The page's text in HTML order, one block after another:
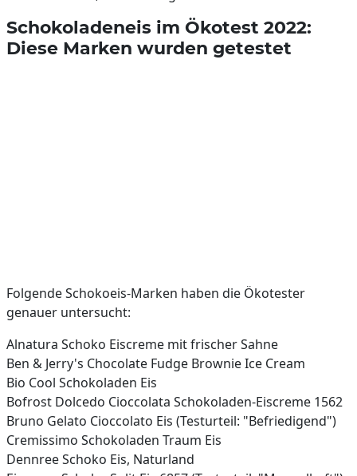
Schokoladeneis im Ökotest 2022:
Diese Marken wurden getestet
Folgende Schokoeis-Marken haben die Ökotester
genauer untersucht:
Alnatura Schoko Eiscreme mit frischer Sahne
Ben & Jerry's Chocolate Fudge Brownie Ice Cream
Bio Cool Schokoladen Eis
Bofrost Dolcedo Cioccolata Schokoladen-Eiscreme 1562
Bruno Gelato Cioccolato Eis (Testurteil: "Befriedigend")
Cremissimo Schokoladen Traum Eis
Dennree Schoko Eis, Naturland